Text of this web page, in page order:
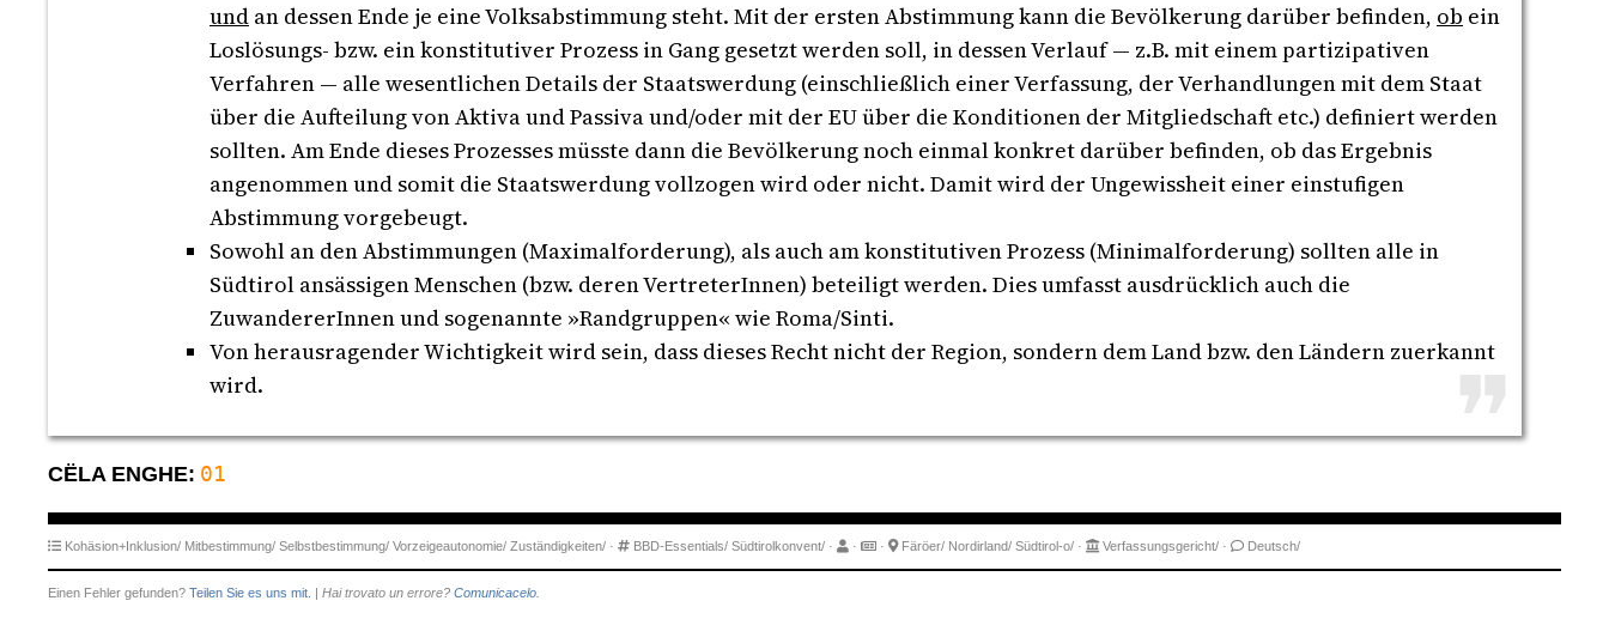
und an dessen Ende je eine Volksabstimmung steht. Mit der ersten Abstimmung kann die Bevölkerung darüber befinden, ob ein
Loslösungs- bzw. ein konstitutiver Prozess in Gang gesetzt werden soll, in dessen Verlauf — z.B. mit einem partizipativen
Verfahren — alle wesentlichen Details der Staatswerdung (einschließlich einer Verfassung, der Verhandlungen mit dem Staat
über die Aufteilung von Aktiva und Passiva und/oder mit der EU über die Konditionen der Mitgliedschaft etc.) definiert werden
sollten. Am Ende dieses Prozesses müsste dann die Bevölkerung noch einmal konkret darüber befinden, ob das Ergebnis
angenommen und somit die Staatswerdung vollzogen wird oder nicht. Damit wird der Ungewissheit einer einstufigen
Abstimmung vorgebeugt.
Sowohl an den Abstimmungen (Maximalforderung), als auch am konstitutiven Prozess (Minimalforderung) sollten alle in
Südtirol ansässigen Menschen (bzw. deren VertreterInnen) beteiligt werden. Dies umfasst ausdrücklich auch die
ZuwandererInnen und sogenannte »Randgruppen« wie Roma/Sinti.
Von herausragender Wichtigkeit wird sein, dass dieses Recht nicht der Region, sondern dem Land bzw. den Ländern zuerkannt
wird.
CËLA ENGHE: 01
Kohäsion+Inklusion/ Mitbestimmung/ Selbstbestimmung/ Vorzeigeautonomie/ Zuständigkeiten/ · BBD-Essentials/ Südtirolkonvent/ · · · Färöer/ Nordirland/ Südtirol-o/ · Verfassungsgericht/ · Deutsch/
Einen Fehler gefunden? Teilen Sie es uns mit. | Hai trovato un errore? Comunicacelo.